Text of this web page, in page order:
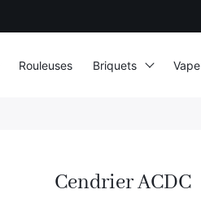
Cendrier ACDC
Rouleuses Briquets Vape